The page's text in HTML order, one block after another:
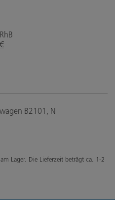
€Aktueller
B2101, N
Lager. Die Lieferzeit beträgt ca. 1-2